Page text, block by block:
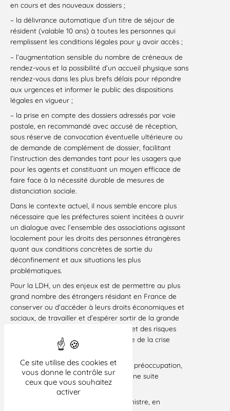
Ce site utilise des cookies et
vous donne le contrôle sur
ceux que vous souhaitez
activer
en cours et des nouveaux dossiers ;
– la délivrance automatique d’un titre de séjour de
résident (valable 10 ans) à toutes les personnes qui
remplissent les conditions légales pour y avoir accès ;
– l’augmentation sensible du nombre de créneaux de
rendez-vous et la possibilité d’un accueil physique sans
rendez-vous dans les plus brefs délais pour répondre
aux urgences et informer le public des dispositions
légales en vigueur ;
– la prise en compte des dossiers adressés par voie
postale, en recommandé avec accusé de réception,
sous réserve de convocation éventuelle ultérieure ou
de demande de complément de dossier, facilitant
l’instruction des demandes tant pour les usagers que
pour les agents et constituant un moyen efficace de
faire face à la nécessité durable de mesures de
distanciation sociale.
Dans le contexte actuel, il nous semble encore plus
nécessaire que les préfectures soient incitées à ouvrir
un dialogue avec l’ensemble des associations agissant
localement pour les droits des personnes étrangères
quant aux conditions concrètes de sortie du
déconfinement et aux situations les plus
problématiques.
Pour la LDH, un des enjeux est de permettre au plus
grand nombre des étrangers résidant en France de
conserver ou d’accéder à leurs droits économiques et
sociaux, de travailler et d’espérer sortir de la grande
précarité, des difficultés alimentaires et des risques
divers accrus par la gravité et la durée de la crise
Persuadés que vous partagerez cette préoccupation,
nous espérons que vous accorderez une suite
favorable à ces demandes.
Je vous prie de croire, Monsieur le Ministre, en